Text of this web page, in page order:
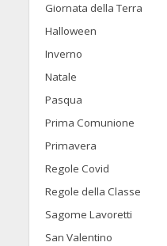
Giornata della Terra
Halloween
Inverno
Natale
Pasqua
Prima Comunione
Primavera
Regole Covid
Regole della Classe
Sagome Lavoretti
San Valentino